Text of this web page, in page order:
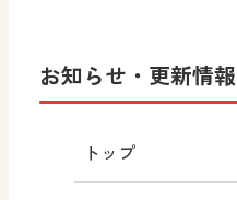
お知らせ・更新情報
トップ